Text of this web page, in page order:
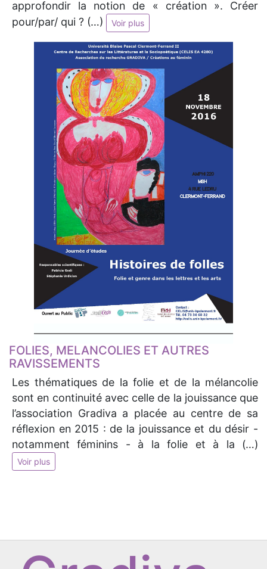
approfondir la notion de « création ». Créer
pour/par/ qui ? (…)
Voir plus
FOLIES, MELANCOLIES ET AUTRES
RAVISSEMENTS
Les thématiques de la folie et de la mélancolie
sont en continuité avec celle de la jouissance que
l’association Gradiva a placée au centre de sa
réflexion en 2015 : de la jouissance et du désir -
notamment féminins - à la folie et à la (…)
Voir plus